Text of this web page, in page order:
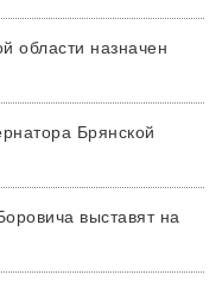
области назначен
Брянской
выставят на